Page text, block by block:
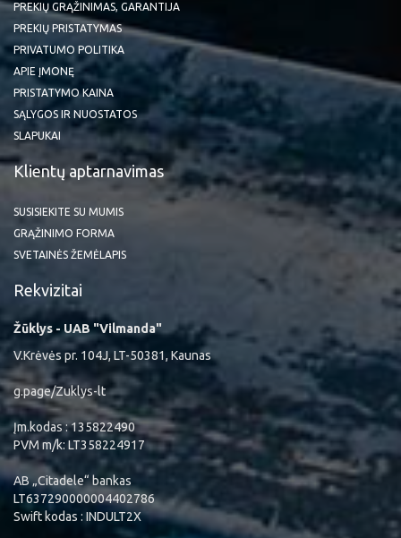
PREKIŲ GRĄŽINIMAS, GARANTIJA
PREKIŲ PRISTATYMAS
PRIVATUMO POLITIKA
APIE ĮMONĘ
PRISTATYMO KAINA
SĄLYGOS IR NUOSTATOS
SLAPUKAI
Klientų aptarnavimas
SUSISIEKITE SU MUMIS
GRĄŽINIMO FORMA
SVETAINĖS ŽEMĖLAPIS
Rekvizitai
Žūklys - UAB "Vilmanda"
V.Krėvės pr. 104J, LT-50381, Kaunas
g.page/Zuklys-lt
Įm.kodas : 135822490
PVM m/k: LT358224917
AB „Citadele“ bankas
LT637290000004402786
Swift kodas : INDULT2X